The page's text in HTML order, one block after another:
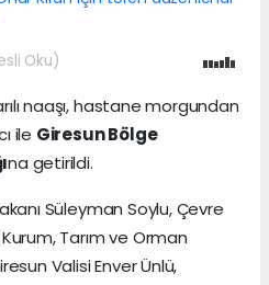
Oku)
naaşı, hastane morgundan
ile Giresun Bölge
na getirildi.
Süleyman Soylu, Çevre
Tarım ve Orman
Valisi Enver Ünlü,